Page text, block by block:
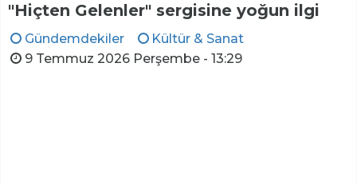
"Hiçten Gelenler" sergisine yoğun ilgi
Gündemdekiler
Kültür & Sanat
9 Temmuz 2026 Perşembe - 13:29